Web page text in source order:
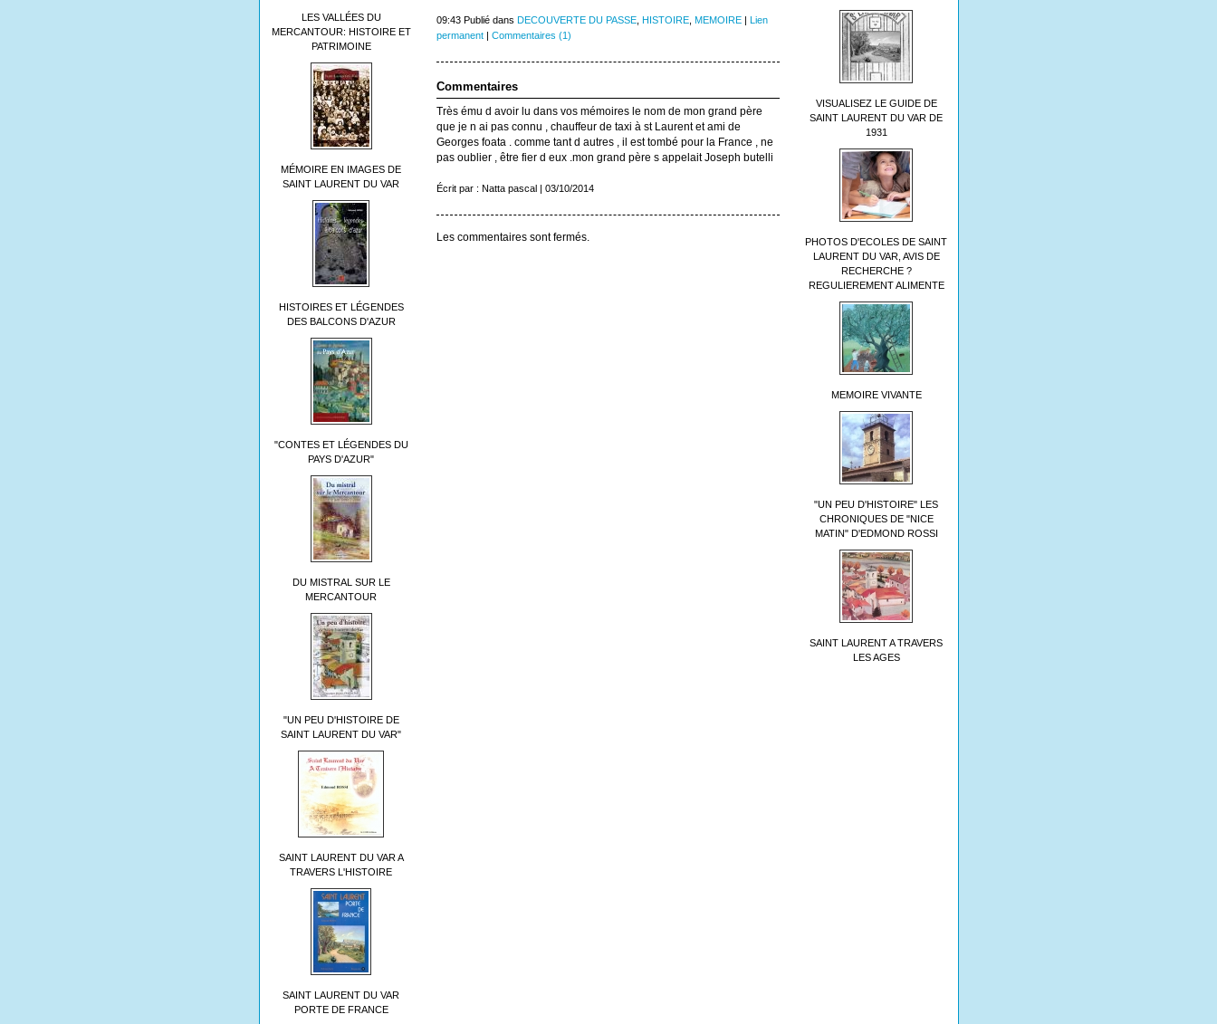
LES VALLÉES DU
MERCANTOUR: HISTOIRE ET
PATRIMOINE
MÉMOIRE EN IMAGES DE
SAINT LAURENT DU VAR
HISTOIRES ET LÉGENDES
DES BALCONS D'AZUR
"CONTES ET LÉGENDES DU
PAYS D'AZUR"
DU MISTRAL SUR LE
MERCANTOUR
"UN PEU D'HISTOIRE DE
SAINT LAURENT DU VAR"
SAINT LAURENT DU VAR A
TRAVERS L'HISTOIRE
SAINT LAURENT DU VAR
PORTE DE FRANCE
VISUALISEZ LE GUIDE DE
SAINT LAURENT DU VAR DE
1931
PHOTOS D'ECOLES DE SAINT
LAURENT DU VAR, AVIS DE
RECHERCHE ?
REGULIEREMENT ALIMENTE
MEMOIRE VIVANTE
"UN PEU D'HISTOIRE" LES
CHRONIQUES DE "NICE
MATIN" D'EDMOND ROSSI
SAINT LAURENT A TRAVERS
LES AGES
09:43 Publié dans DECOUVERTE DU PASSE, HISTOIRE, MEMOIRE|
Lien
permanent| Commentaires (1)
Commentaires
Très ému d avoir lu dans vos mémoires le nom de mon grand père
que je n ai pas connu , chauffeur de taxi à st Laurent et ami de
Georges foata . comme tant d autres , il est tombé pour la France , ne
pas oublier , être fier d eux .mon grand père s appelait Joseph butelli
Écrit par : Natta pascal | 03/10/2014
Les commentaires sont fermés.